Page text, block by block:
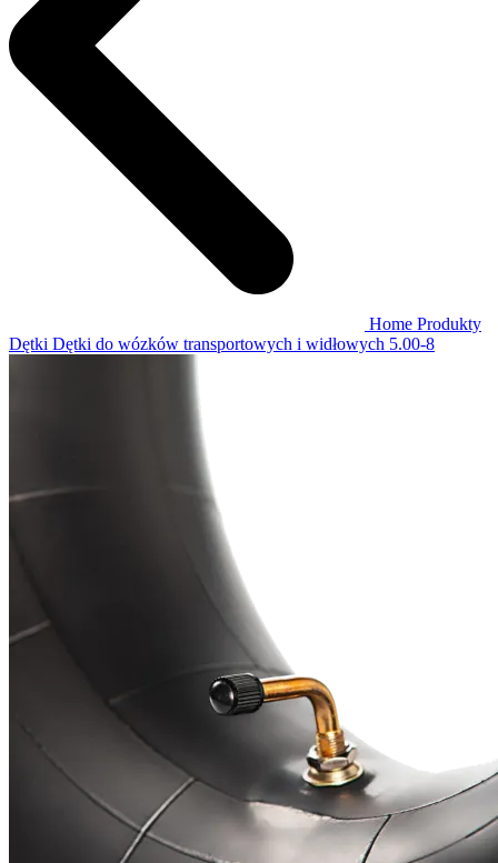
Home Produkty
Dętki Dętki do wózków transportowych i widłowych 5.00-8